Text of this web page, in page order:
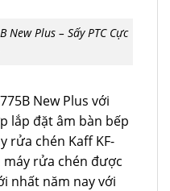
New Plus – Sấy PTC Cực
New Plus với
lắp đặt âm bàn bếp
rửa chén Kaff KF-
máy rửa chén được
nhất năm nay với